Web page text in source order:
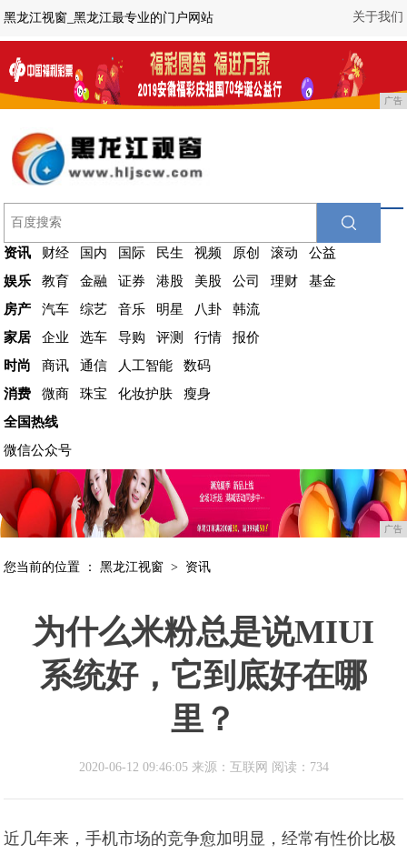
关于我们
黑龙江视窗_黑龙江最专业的门户网站
广告
资讯 财经 国内 国际 民生 视频 原创 滚动
公益
娱乐
教育 金融 证券 港股 美股 公司 理财
基金
房产
汽车 综艺 音乐 明星 八卦
韩流
家居
企业 选车 导购 评测 行情
报价
时尚
商讯 通信 人工智能
数码
消费
微商 珠宝 化妆护肤
瘦身
全国热线
微信公众号
广告
您当前的位置 ：黑龙江视窗 > 资讯
为什么米粉总是说MIUI
系统好，它到底好在哪
里？
2020-06-12 09:46:05 来源：互联网 阅读：734
近几年来，手机市场的竞争愈加明显，经常有性价比极